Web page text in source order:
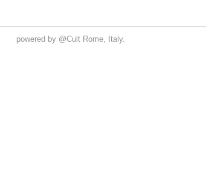
powered by @Cult Rome, Italy.